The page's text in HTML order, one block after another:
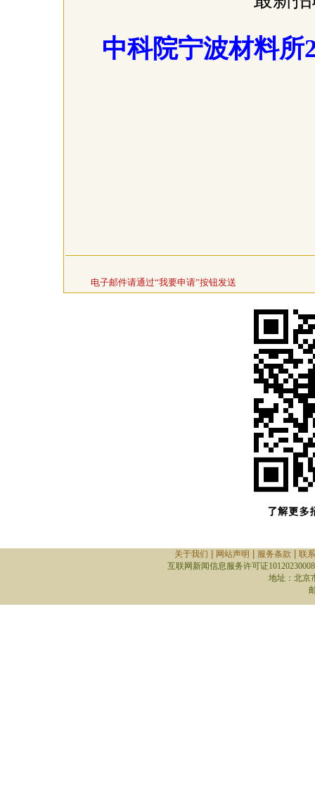
中科院宁波材料所
电子邮件请通过“我要申请”按钮发送
关于我们 网站声明 服务条款
联
互联网新闻信息服务许可证10120230008
地址：北京